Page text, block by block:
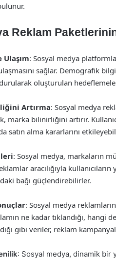
Reklam
: Sosyal medya
sağlar. Demografik
oluşturulan hedeflemeler,
Artırma: Sosyal medya
marka bilinirliğini artırır.
satın alma kararlarını
: Sosyal medya, markaların
aracılığıyla
bağı güçlendirebilirler.
: Sosyal medya
ne kadar tıklandığı, hangi
gibi veriler, reklam
: Sosyal medya, dinamik bir